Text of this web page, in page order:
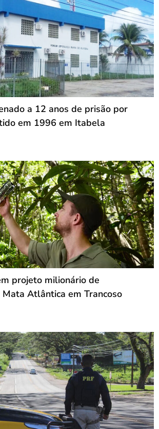
a 12 anos de prisão por
em 1996 em Itabela
projeto milionário de
Atlântica em Trancoso